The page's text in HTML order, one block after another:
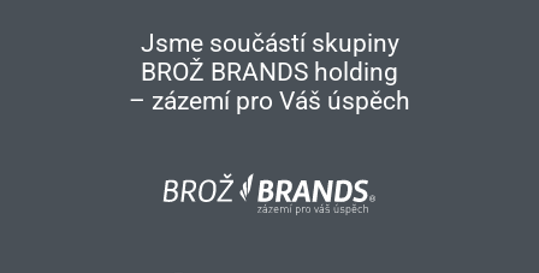
Jsme součástí skupiny
BROŽ BRANDS holding
– zázemí pro Váš úspěch